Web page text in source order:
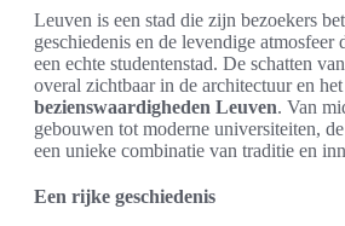
Leuven is een stad die zijn bezoekers
geschiedenis en de levendige atmosfeer
een echte studentenstad. De schatten
overal zichtbaar in de architectuur en
bezienswaardigheden Leuven. Van
gebouwen tot moderne universiteiten,
een unieke combinatie van traditie en
Een rijke geschiedenis